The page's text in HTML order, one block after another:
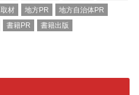
取材 地方PR
地方自治体PR
書籍PR
書籍出版